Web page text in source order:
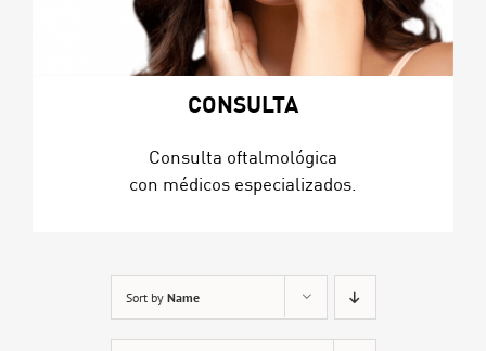
CONSULTA
Consulta oftalmológica
con médicos especializados.
Sort by Name